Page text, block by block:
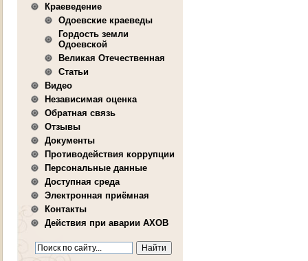
Краеведение
Одоевские краеведы
Гордость земли
Одоевской
Великая Отечественная
Статьи
Видео
Независимая оценка
Обратная связь
Отзывы
Документы
Противодействия коррупции
Персональные данные
Доступная среда
Электронная приёмная
Контакты
Действия при аварии АХОВ